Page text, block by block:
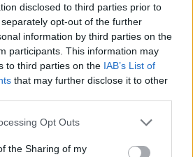
disclosed to third parties prior to
opt-out of the further
information by third parties on the
participants. This information may
to third parties on the IAB’s List of
that may further disclose it to other
app uses one or more Google
usage behaviour. You may click to
Opt Outs
the Sharing of my
στις Σέρρες, μητέρα και
την μετωπική φορτηγού με ΙΧ -
από τη στιγμή της